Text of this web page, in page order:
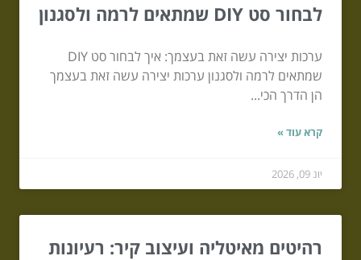
לבחור סט DIY שמתאים לרמה ולסגנון
ערכות יצירה עשה זאת בעצמך: איך לבחור סט DIY
שמתאים לרמה ולסגנון ערכות יצירה עשה זאת בעצמך
הן הדרך הכי...
קרא עוד »
יונ 09, 2026
רהיטים מאיטליה ועיצוב קיר: רעיונות